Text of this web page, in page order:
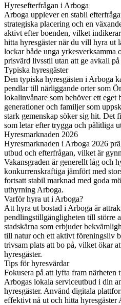
Hyresefterfrågan i Arboga
Arboga upplever en stabil
strategiska placering och en
aktivt efter boenden, vilket
hitta hyresgäster när du vill hyra ut
lockar både unga yrkesverksamma
prisvärd livsstil utan att ge avkall på
Typiska hyresgäster
Den typiska hyresgästen i Arboga
pendlar till närliggande orter som
lokalinvånare som behöver ett eget
generationer och familjer som
stark gemenskap söker sig hit. Det
som letar efter trygga och pålitliga
Hyresmarknaden 2026
Hyresmarknaden i Arboga 2026
utbud och efterfrågan, vilket är
Vakansgraden är generellt låg och
konkurrenskraftiga jämfört med
fortsatt stabil marknad med goda
uthyrning Arboga.
Varför hyra ut i Arboga?
Att hyra ut bostad i Arboga är
pendlingstillgängligheten till större
stadskärna som erbjuder
till natur och ett aktivt föreningsliv
trivsam plats att bo på, vilket ökar
hyresgäster.
Tips för hyresvärdar
Fokusera på att lyfta fram
Arbogas lokala serviceutbud i din
hyresgäster. Använd digitala
effektivt nå ut och hitta hyresgäster